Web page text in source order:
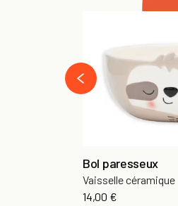
Bol paresseux
Vaisselle céramique
14,00 €
‹